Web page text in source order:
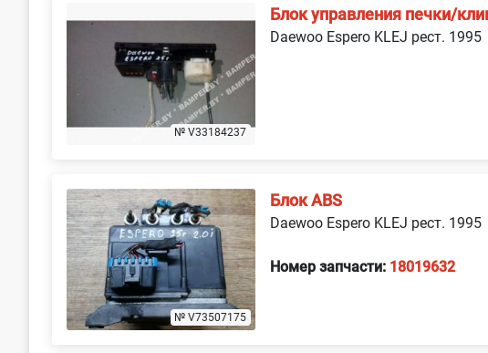
№ V33184237
Блок управления печки/
Daewoo Espero KLEJ рест. 1995
№ V73507175
Блок ABS
Daewoo Espero KLEJ рест. 1995
Номер запчасти: 18019632